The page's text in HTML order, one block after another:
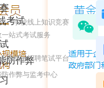
考试
一站式考试服务
防作弊
防作弊与监考中心
、学校线上知识竞赛
业线上招聘笔试平台